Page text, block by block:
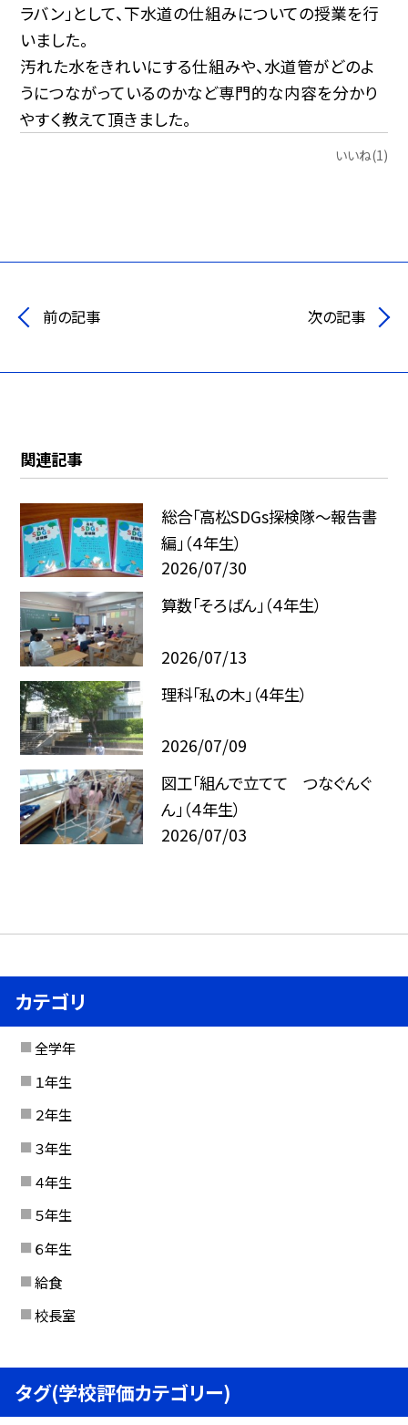
ラバン」として、下水道の仕組みについての授業を行
いました。
汚れた水をきれいにする仕組みや、水道管がどのよ
うにつながっているのかなど専門的な内容を分かり
やすく教えて頂きました。
いいね(1)
前の記事 次の記事
関連記事
総合「高松SDGs探検隊〜報告書
編」（４年生）
2026/07/30
算数「そろばん」（４年生）
2026/07/13
理科「私の木」（4年生）
2026/07/09
図工「組んで立てて つなぐんぐ
ん」（４年生）
2026/07/03
カテゴリ
全学年
１年生
２年生
３年生
４年生
５年生
６年生
給食
校長室
タグ(学校評価カテゴリー)